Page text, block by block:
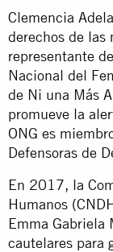
Clemencia
derechos de las
representante
Nacional del
de Ni una Más
promueve la
ONG es
Defensoras de
En 2017, la
Humanos
Emma Gabriela
cautelares para